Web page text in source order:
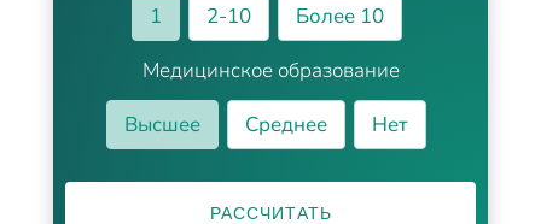
1
2-10
Более 10
Медицинское образование
Высшее
Среднее Нет
РАССЧИТАТЬ